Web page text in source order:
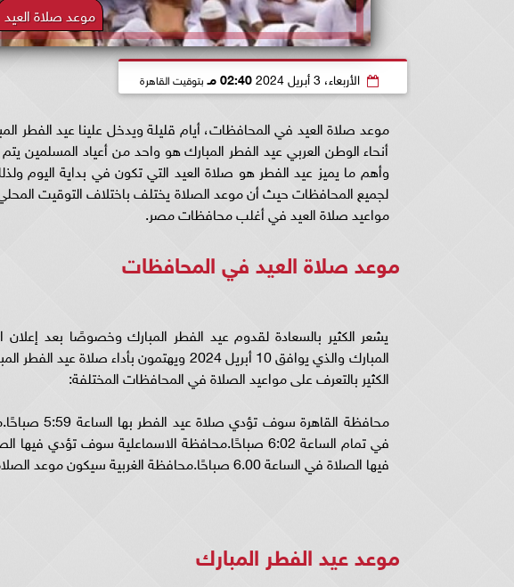
موعد صلاة العيد
الأربعاء، 3 أبريل 2024 02:40 مـ بتوقيت القاهرة
موعد صلاة العيد في المحافظات، أيام قليلة ويدخل علينا عيد
أنحاء الوطن العربي عيد الفطر المبارك هو واحد من أعياد المسلمين يتم
‏وأهم ما يميز عيد الفطر هو صلاة العيد التي تكون في بداية اليوم
لجميع المحافظات حيث أن موعد الصلاة يختلف باختلاف التوقيت
مواعيد صلاة العيد في أغلب محافظات مصر.
موعد صلاة العيد في المحافظات
‏يشعر الكثير بالسعادة لقدوم عيد الفطر المبارك وخصوصًا بعد
المبارك والذي يوافق 10 أبريل 2024 ويهتمون
الكثير بالتعرف على مواعيد الصلاة في المحافظات المختلفة:
محافظة
فيها الصلاة في الساعة 6.00 صباحًا.محافظة الغربية سيكون موعد الصلاة 5.58 صباحًا.
‏موعد عيد الفطر المبارك